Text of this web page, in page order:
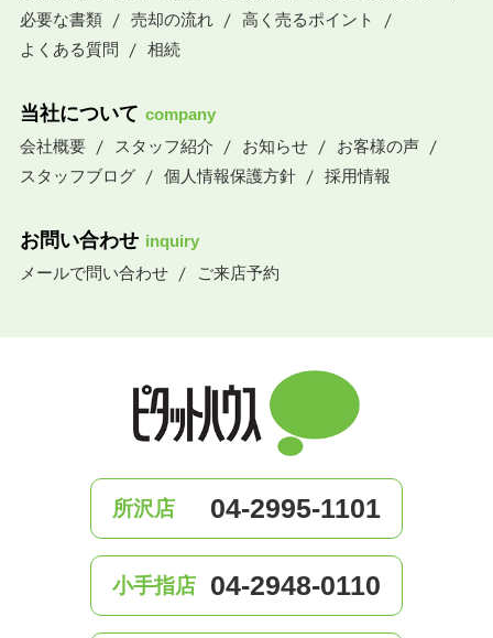
必要な書類
売却の流れ
高く売るポイント
よくある質問
相続
当社について company
会社概要
スタッフ紹介 お知らせ
お客様の声
スタッフブログ
個人情報保護方針 採用情報
お問い合わせ inquiry
メールで問い合わせ
ご来店予約
所沢店 04-2995-1101
小手指店 04-2948-0110